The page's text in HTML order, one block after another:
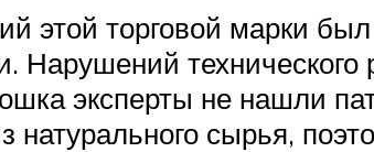
этой торговой марки
технического
эксперты не нашли
сырья,